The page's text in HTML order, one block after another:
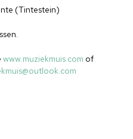
(Tintestein)
www.muziekmuis.com of